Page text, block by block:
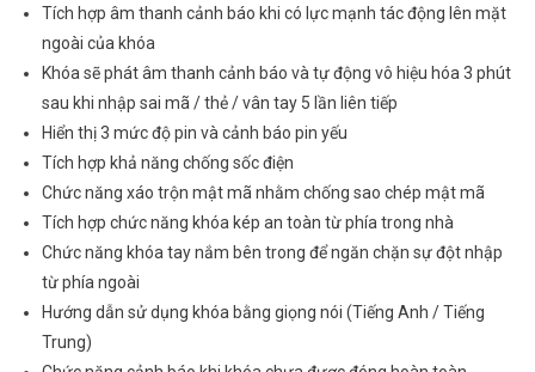
Tích hợp âm thanh cảnh báo khi có lực mạnh tác động lên mặt
ngoài của khóa
Khóa sẽ phát âm thanh cảnh báo và tự động vô hiệu hóa 3 phút
sau khi nhập sai mã / thẻ / vân tay 5 lần liên tiếp
Hiển thị 3 mức độ pin và cảnh báo pin yếu
Tích hợp khả năng chống sốc điện
Chức năng xáo trộn mật mã nhằm chống sao chép mật mã
Tích hợp chức năng khóa kép an toàn từ phía trong nhà
Chức năng khóa tay nắm bên trong để ngăn chặn sự đột nhập
từ phía ngoài
Hướng dẫn sử dụng khóa bằng giọng nói (Tiếng Anh / Tiếng
Trung)